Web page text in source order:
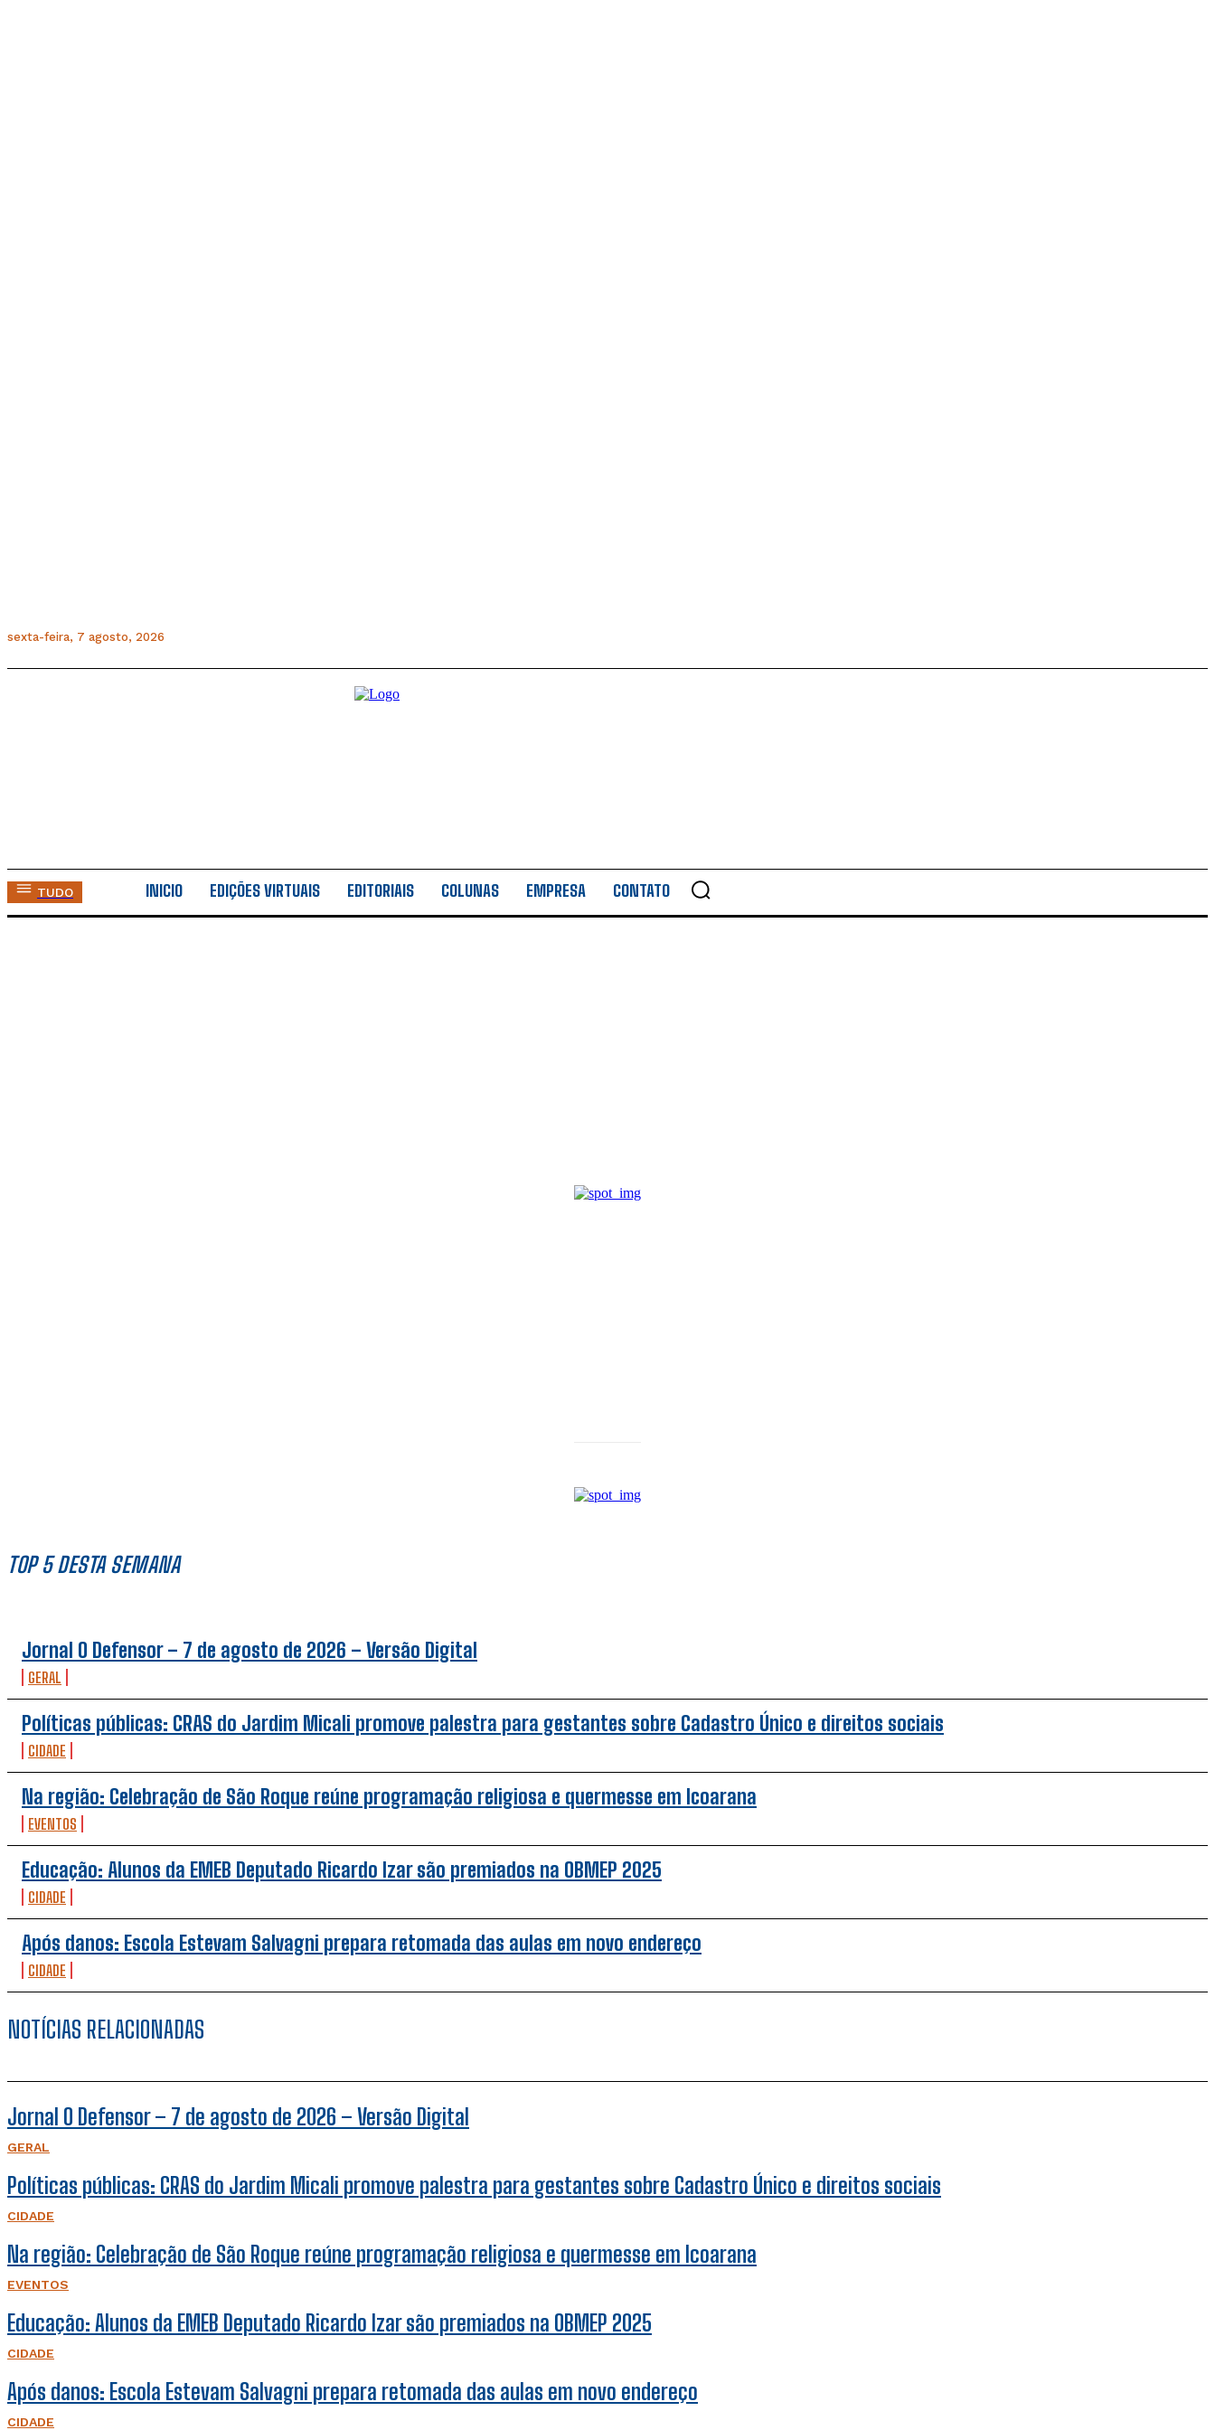
sexta-feira, 7 agosto, 2026
TUDO INICIO EDIÇÕES VIRTUAIS EDITORIAIS COLUNAS EMPRESA CONTATO
TOP 5 DESTA SEMANA
Jornal O Defensor – 7 de agosto de 2026 – Versão Digital
GERAL
Políticas públicas: CRAS do Jardim Micali promove palestra para gestantes sobre Cadastro Único e direitos sociais
CIDADE
Na região: Celebração de São Roque reúne programação religiosa e quermesse em Icoarana
EVENTOS
Educação: Alunos da EMEB Deputado Ricardo Izar são premiados na OBMEP 2025
CIDADE
Após danos: Escola Estevam Salvagni prepara retomada das aulas em novo endereço
CIDADE
NOTÍCIAS RELACIONADAS
Jornal O Defensor – 7 de agosto de 2026 – Versão Digital
GERAL
Políticas públicas: CRAS do Jardim Micali promove palestra para gestantes sobre Cadastro Único e direitos sociais
CIDADE
Na região: Celebração de São Roque reúne programação religiosa e quermesse em Icoarana
EVENTOS
Educação: Alunos da EMEB Deputado Ricardo Izar são premiados na OBMEP 2025
CIDADE
Após danos: Escola Estevam Salvagni prepara retomada das aulas em novo endereço
CIDADE